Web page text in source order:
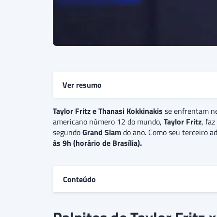
Ver resumo
Taylor Fritz e Thanasi Kokkinakisse
Grand Slamdo ano disputado nesta
Kokkinakis. O palpite éde vitória do Taylor
a partida seja resolvida em mais de três sets,
Taylor Fritz eThanasi Kokkinakis se enfrentam
americano número 12 do mundo, Taylor Fritz,
segundoGrand Slamdo ano. Como seu terceiro
às 9h (horário de Brasília).
Conteúdo